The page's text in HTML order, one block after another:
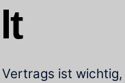
ist wichtig,